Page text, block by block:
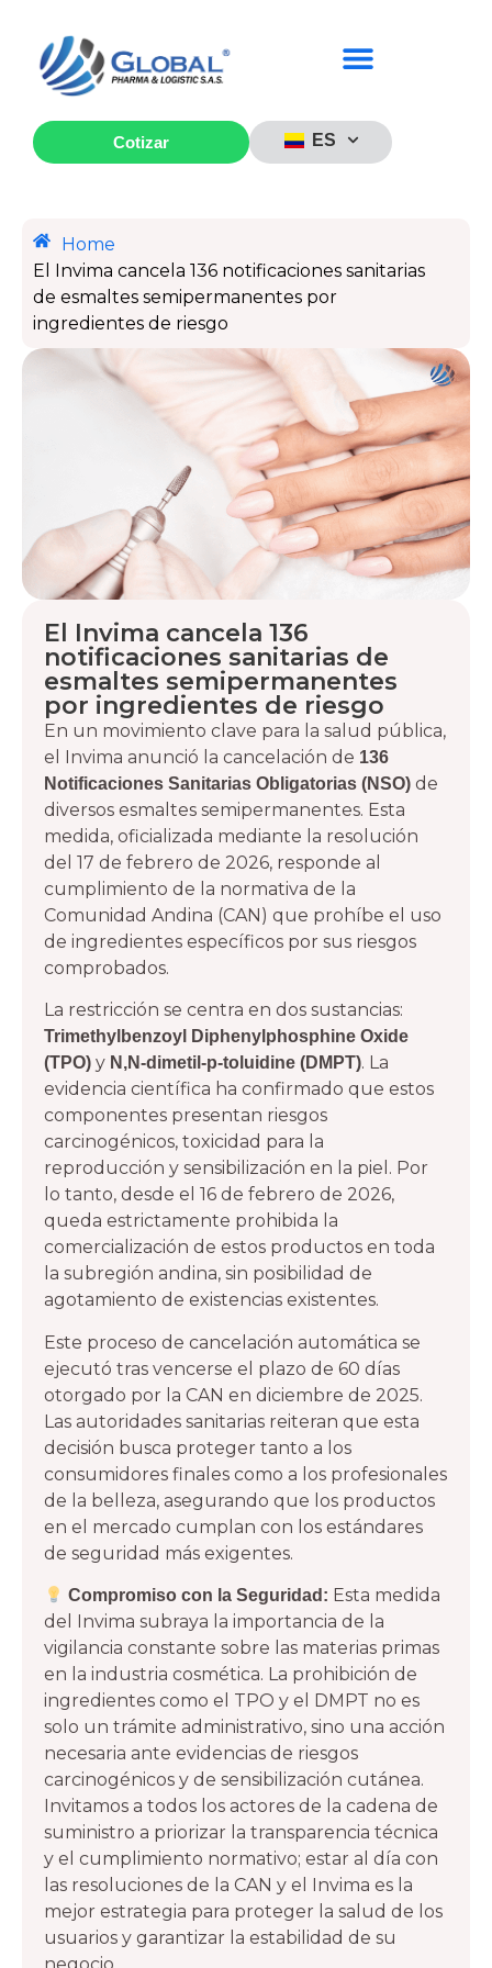
Cotizar ES
Home
El Invima cancela 136 notificaciones sanitarias
de esmaltes semipermanentes por
ingredientes de riesgo
El Invima cancela 136
notificaciones sanitarias de
esmaltes semipermanentes
por ingredientes de riesgo
En un movimiento clave para la salud pública,
el Invima anunció la cancelación de 136
Notificaciones Sanitarias Obligatorias (NSO) de
diversos esmaltes semipermanentes. Esta
medida, oficializada mediante la resolución
del 17 de febrero de 2026, responde al
cumplimiento de la normativa de la
Comunidad Andina (CAN) que prohíbe el uso
de ingredientes específicos por sus riesgos
comprobados.
La restricción se centra en dos sustancias:
Trimethylbenzoyl Diphenylphosphine Oxide
(TPO) y N,N-dimetil-p-toluidine (DMPT). La
evidencia científica ha confirmado que estos
componentes presentan riesgos
carcinogénicos, toxicidad para la
reproducción y sensibilización en la piel. Por
lo tanto, desde el 16 de febrero de 2026,
queda estrictamente prohibida la
comercialización de estos productos en toda
la subregión andina, sin posibilidad de
agotamiento de existencias existentes.
Este proceso de cancelación automática se
ejecutó tras vencerse el plazo de 60 días
otorgado por la CAN en diciembre de 2025.
Las autoridades sanitarias reiteran que esta
decisión busca proteger tanto a los
consumidores finales como a los profesionales
de la belleza, asegurando que los productos
en el mercado cumplan con los estándares
de seguridad más exigentes.
Compromiso con la Seguridad: Esta medida
del Invima subraya la importancia de la
vigilancia constante sobre las materias primas
en la industria cosmética. La prohibición de
ingredientes como el TPO y el DMPT no es
solo un trámite administrativo, sino una acción
necesaria ante evidencias de riesgos
carcinogénicos y de sensibilización cutánea.
Invitamos a todos los actores de la cadena de
suministro a priorizar la transparencia técnica
y el cumplimiento normativo; estar al día con
las resoluciones de la CAN y el Invima es la
mejor estrategia para proteger la salud de los
usuarios y garantizar la estabilidad de su